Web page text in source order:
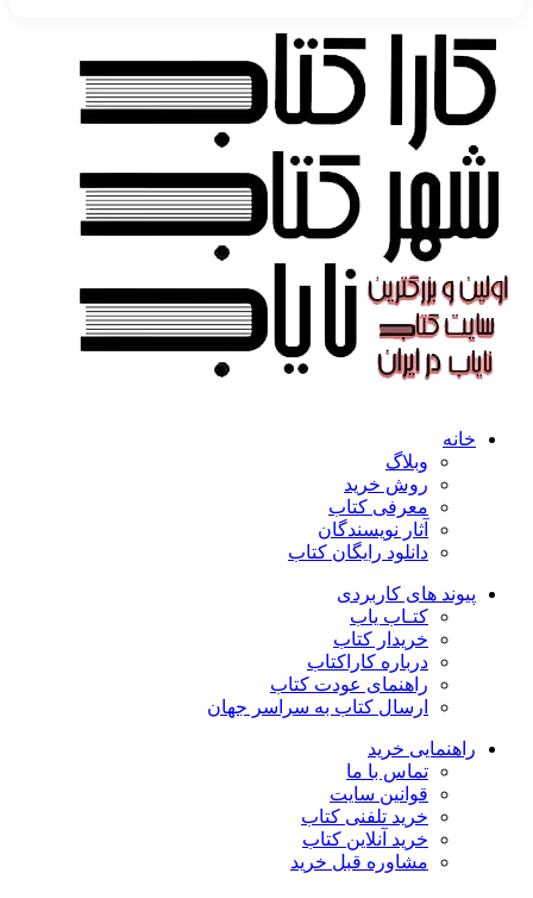
خانه
وبلاگ
روش خرید
معرفی کتاب
آثار نویسندگان
دانلود رایگان کتاب
پیوند های کاربردی
کتـاب یاب
خریدار کتاب
درباره کاراکتاب
راهنمای عودت کتاب
ارسال کتاب به سراسر جهان
راهنمایی خرید
تماس با ما
قوانین سایت
خرید تلفنی کتاب
خرید آنلاین کتاب
مشاوره قبل خرید